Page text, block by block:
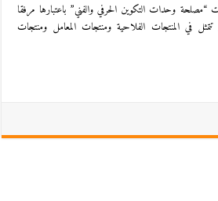
“مصلحة وحدات التكوين الحرفي والفني” باعتبارها مرفقا
تتمثل في المنتجات الفلاحية ومنتجات المعامل ومنتجات